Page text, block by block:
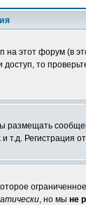
этот форум (в
то
размещать
Регистрация
, но мы не